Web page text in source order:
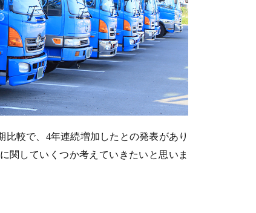
較で、4年連続増加したとの発表があり
関していくつか考えていきたいと思いま